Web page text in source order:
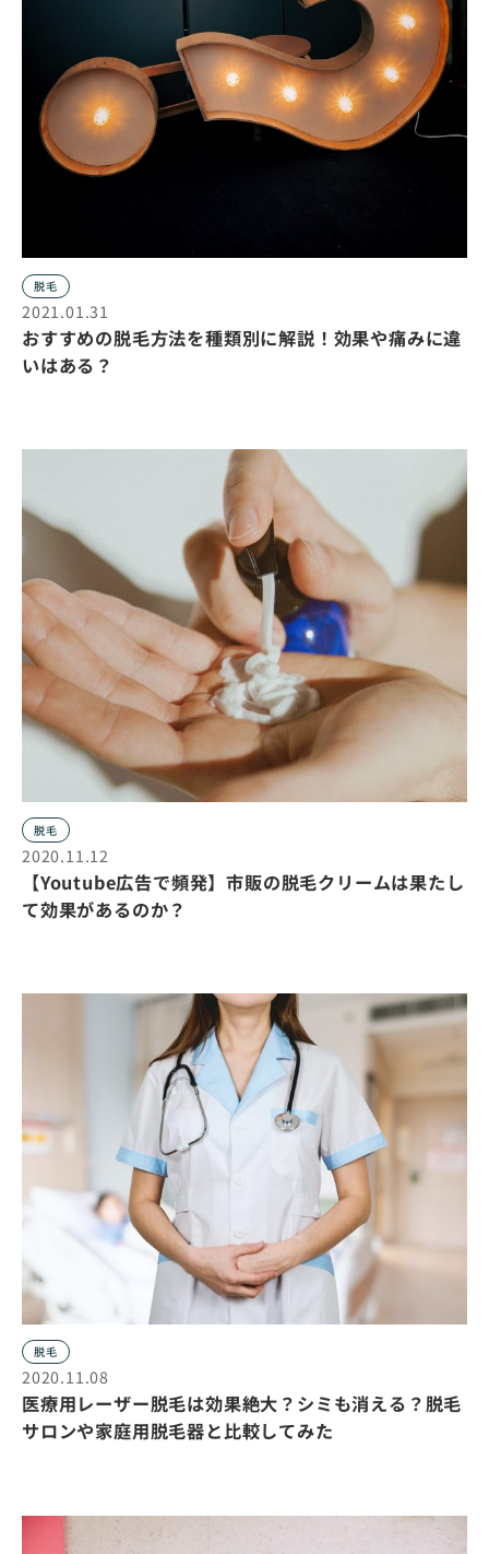
脱毛
2021.01.31
おすすめの脱毛方法を種類別に解説！効果や痛みに違
いはある？
脱毛
2020.11.12
【Youtube広告で頻発】市販の脱毛クリームは果たし
て効果があるのか？
脱毛
2020.11.08
医療用レーザー脱毛は効果絶大？シミも消える？脱毛
サロンや家庭用脱毛器と比較してみた